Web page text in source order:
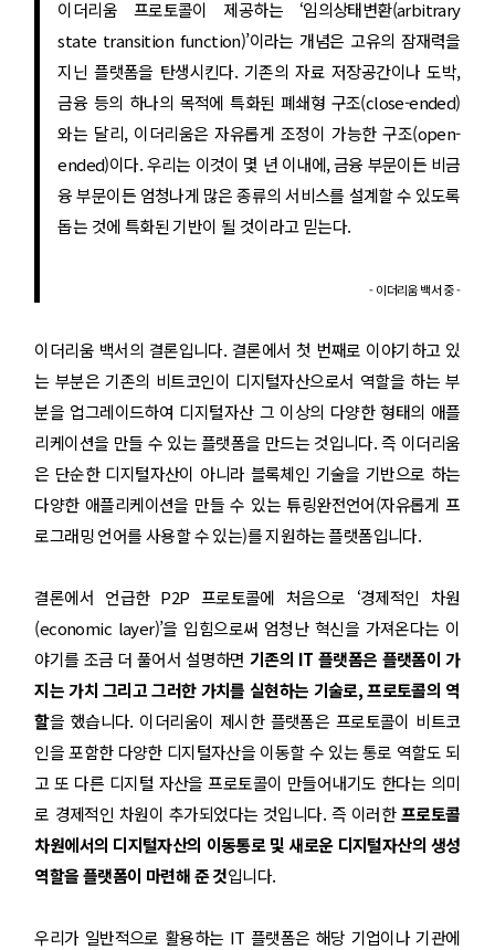
이더리움 프로토콜이 제공하는 ‘임의상태변환(arbitrary
state transition function)’이라는 개념은 고유의 잠재력을
지닌 플랫폼을 탄생시킨다. 기존의 자료 저장공간이나 도박,
금융 등의 하나의 목적에 특화된 폐쇄형 구조(close-ended)
와는 달리, 이더리움은 자유롭게 조정이 가능한 구조(open-
ended)이다. 우리는 이것이 몇 년 이내에, 금융 부문이든 비금
융 부문이든 엄청나게 많은 종류의 서비스를 설계할 수 있도록
돕는 것에 특화된 기반이 될 것이라고 믿는다.
- 이더리움 백서 중 -
이더리움 백서의 결론입니다. 결론에서 첫 번째로 이야기하고 있
는 부분은 기존의 비트코인이 디지털자산으로서 역할을 하는 부
분을 업그레이드하여 디지털자산 그 이상의 다양한 형태의 애플
리케이션을 만들 수 있는 플랫폼을 만드는 것입니다. 즉 이더리움
은 단순한 디지털자산이 아니라 블록체인 기술을 기반으로 하는
다양한 애플리케이션을 만들 수 있는 튜링완전언어(자유롭게 프
로그래밍 언어를 사용할 수 있는)를 지원하는 플랫폼입니다.
결론에서 언급한 P2P 프로토콜에 처음으로 ‘경제적인 차원
(economic layer)’을 입힘으로써 엄청난 혁신을 가져온다는 이
야기를 조금 더 풀어서 설명하면 기존의 IT 플랫폼은 플랫폼이 가
지는 가치 그리고 그러한 가치를 실현하는 기술로, 프로토콜의 역
할을 했습니다. 이더리움이 제시한 플랫폼은 프로토콜이 비트코
인을 포함한 다양한 디지털자산을 이동할 수 있는 통로 역할도 되
고 또 다른 디지털 자산을 프로토콜이 만들어내기도 한다는 의미
로 경제적인 차원이 추가되었다는 것입니다. 즉 이러한프로토콜
차원에서의 디지털자산의 이동통로 및 새로운 디지털자산의 생성
역할을 플랫폼이 마련해 준 것입니다.
우리가 일반적으로 활용하는 IT 플랫폼은 해당 기업이나 기관에